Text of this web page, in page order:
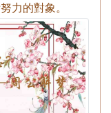
力的對象。